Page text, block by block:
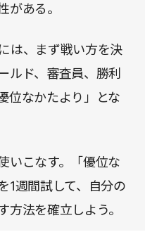
がある。
は、まず戦い方を決
ルド、審査員、勝利
位なかたより」とな
いこなす。「優位な
1週間試して、自分の
方法を確立しよう。